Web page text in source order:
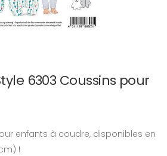
6303 Coussins pour
enfants à coudre, disponibles en
!